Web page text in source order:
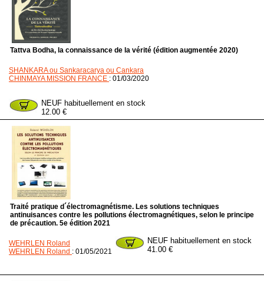
Tattva Bodha, la connaissance de la vérité (édition augmentée 2020)
SHANKARA ou Sankaracarya ou Cankara
CHINMAYA MISSION FRANCE : 01/03/2020
NEUF habituellement en stock
12.00 €
Traité pratique d´électromagnétisme. Les solutions techniques
antinuisances contre les pollutions électromagnétiques, selon le principe
de précaution. 5e édition 2021
WEHRLEN Roland
WEHRLEN Roland : 01/05/2021
NEUF habituellement en stock
41.00 €